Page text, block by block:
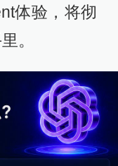
体验，将彻
。